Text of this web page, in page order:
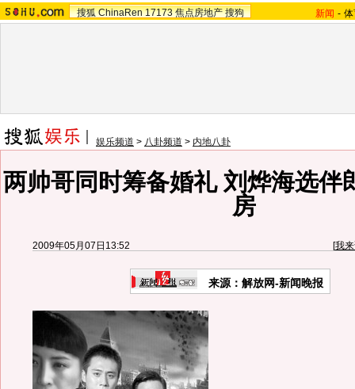
搜狐 ChinaRen 17173 焦点房地产 搜狗 新闻 -
娱乐频道 > 八卦频道 > 内地八卦
两帅哥同时筹备婚礼 刘烨海选伴
房
2009年05月07日13:52 [我
来源： 解放网-新闻晚报